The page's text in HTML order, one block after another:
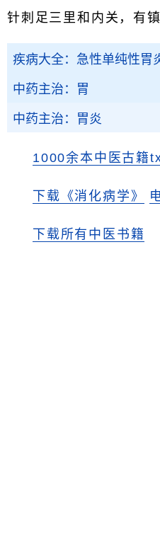
针刺足三里和内关，有
疾病大全：急性单纯性胃
中药主治：胃
中药主治：胃炎
1000余本中医古籍
下载《消化病学》
下载所有中医书籍